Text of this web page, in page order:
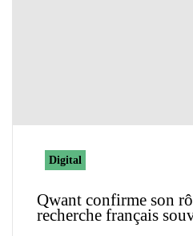
Digital
Qwant confirme son
recherche français